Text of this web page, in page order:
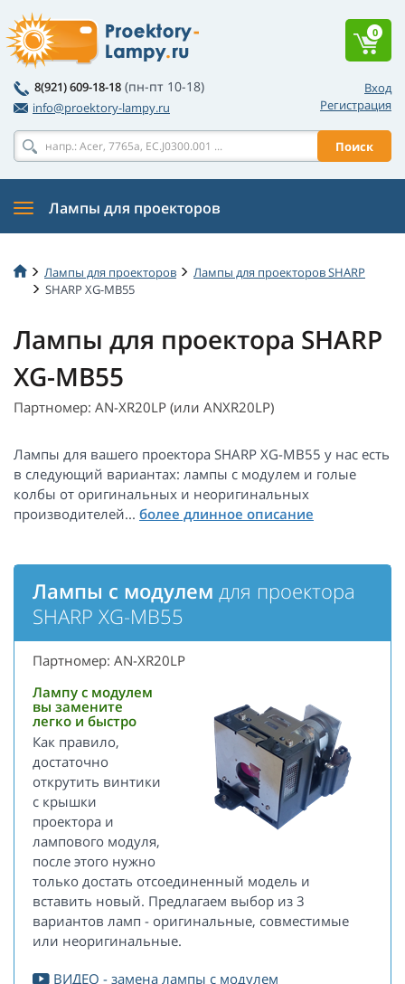
Вход
Регистрация
8(921) 609-18-18 (пн-пт 10-18)
info@proektory-lampy.ru
Поиск
0
Лампы для проекторов
Лампы для проекторов
Лампы для проекторов SHARP
SHARP XG-MB55
Лампы для проектора SHARP
XG-MB55
Партномер: AN-XR20LP (или ANXR20LP)
Лампы для вашего проектора SHARP XG-MB55 у нас есть
в следующий вариантах: лампы с модулем и голые
колбы от оригинальных и неоригинальных
производителей...
Лампы с модулем для проектора
SHARP XG-MB55
Партномер: AN-XR20LP
Лампу с модулем
вы замените
легко и быстро
Как правило,
достаточно
открутить винтики
с крышки
проектора и
лампового модуля,
после этого нужно
только достать отсоединенный модель и
вставить новый. Предлагаем выбор из 3
вариантов ламп - оригинальные, совместимые
или неоригинальные.
ВИДЕО - замена лампы с модулем